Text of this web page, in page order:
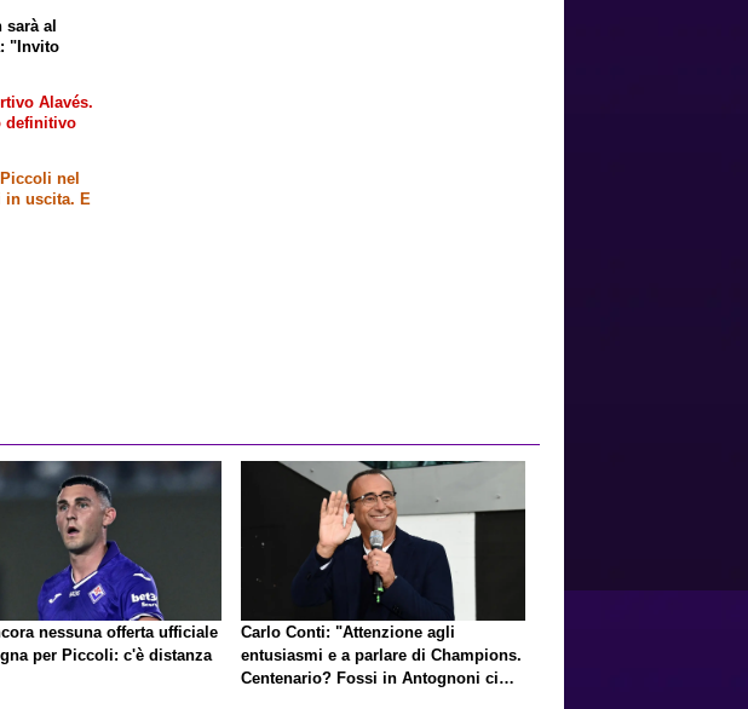
sarà al
"Invito
Alavés.
definitivo
nel
in uscita. E
nessuna offerta ufficiale
per Piccoli: c'è distanza
Carlo Conti: "Attenzione agli
entusiasmi e a parlare di Champions.
Centenario? Fossi in Antognoni ci